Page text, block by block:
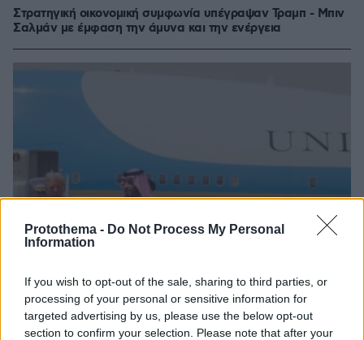
Protothema - Do Not Process My Personal
Information
If you wish to opt-out of the sale, sharing to third parties, or
processing of your personal or sensitive information for
targeted advertising by us, please use the below opt-out
section to confirm your selection. Please note that after your
Στρατηγική οικονομική συμφωνία υπέγραψαν Τραμπ - Μπιν
Σαλμάν με έμφαση την άμυνα και την ενέργεια